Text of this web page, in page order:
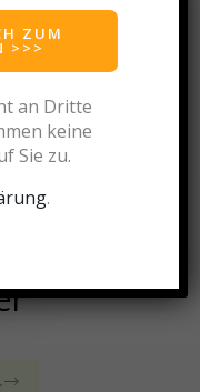
ZUM
>>>
an Dritte
keine
Sie zu.
.